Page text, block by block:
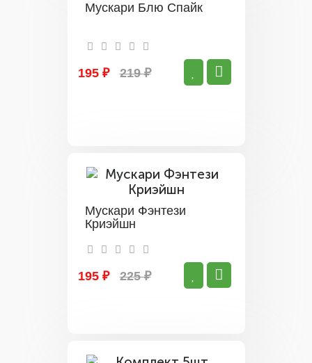
Мускари Блю Спайк
195 ₽ 219 ₽
Мускари Фэнтези
Криэйшн
195 ₽ 225 ₽